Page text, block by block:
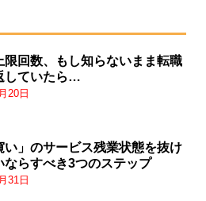
限回数、もし知らないまま転職
していたら…
20日
い」のサービス残業状態を抜け
ならすべき3つのステップ
31日